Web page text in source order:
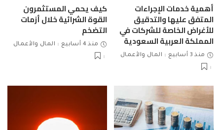
أهمية خدمات الإجراءات
المتفق عليها والتدقيق
للأغراض الخاصة للشركات في
المملكة العربية السعودية
منذ 3 أسابيع المال والأعمال
كيف يحمي المستثمرون
القوة الشرائية خلال أزمات
التضخم
منذ 4 أسابيع المال والأعمال